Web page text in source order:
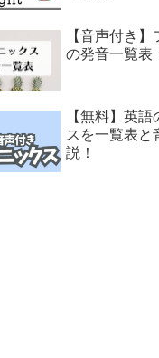
【音声付き
の発音一覧表
【無料】英
スを一覧表と
説！